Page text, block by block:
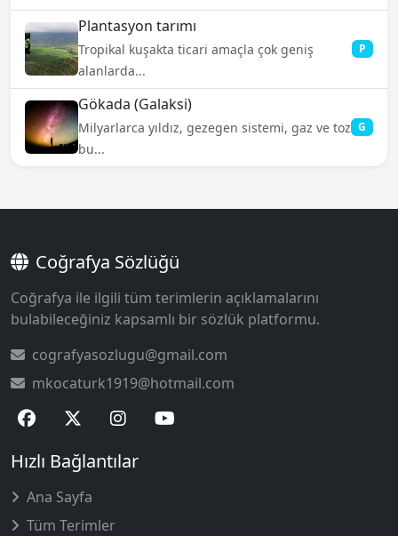
Plantasyon tarımı
Tropikal kuşakta ticari amaçla çok geniş
alanlarda...
P
Gökada (Galaksi)
Milyarlarca yıldız, gezegen sistemi, gaz ve toz
bu...
G
Coğrafya Sözlüğü
Coğrafya ile ilgili tüm terimlerin açıklamalarını
bulabileceğiniz kapsamlı bir sözlük platformu.
cografyasozlugu@gmail.com
mkocaturk1919@hotmail.com
Hızlı Bağlantılar
Ana Sayfa
Tüm Terimler